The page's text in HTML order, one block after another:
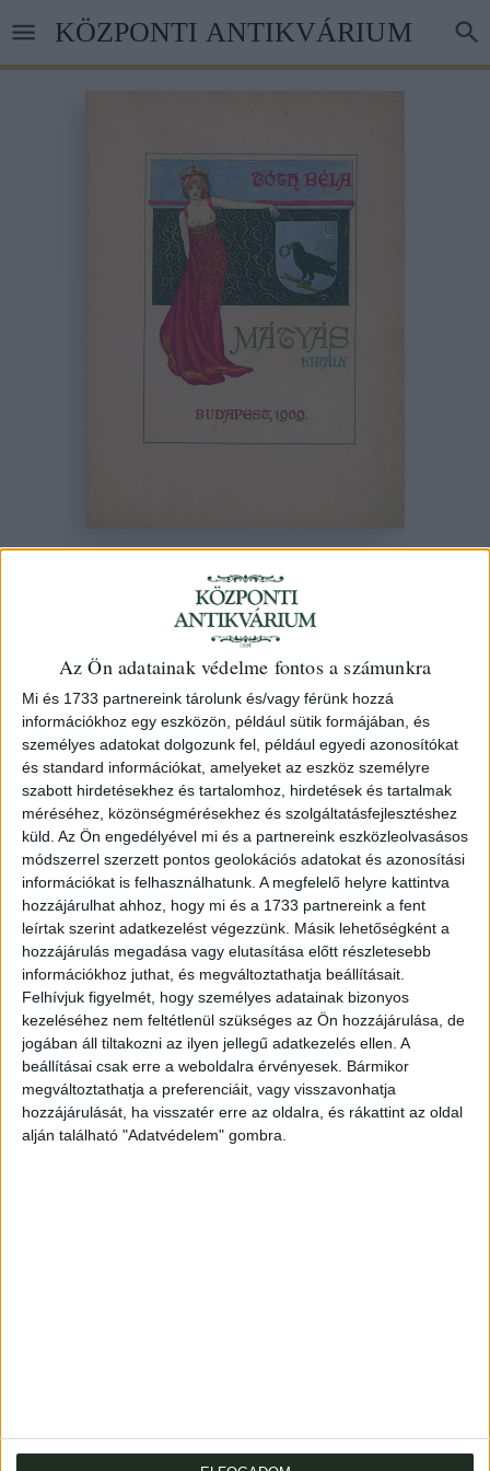
Az Ön adatainak védelme fontos a számunkra
Mi és 1733 partnereink tárolunk és/vagy férünk hozzá
információkhoz egy eszközön, például sütik formájában, és
személyes adatokat dolgozunk fel, például egyedi azonosítókat
és standard információkat, amelyeket az eszköz személyre
szabott hirdetésekhez és tartalomhoz, hirdetések és tartalmak
méréséhez, közönségmérésekhez és szolgáltatásfejlesztéshez
küld. Az Ön engedélyével mi és a partnereink eszközleolvasásos
módszerrel szerzett pontos geolokációs adatokat és azonosítási
információkat is felhasználhatunk. A megfelelő helyre kattintva
hozzájárulhat ahhoz, hogy mi és a 1733 partnereink a fent
leírtak szerint adatkezelést végezzünk. Másik lehetőségként a
hozzájárulás megadása vagy elutasítása előtt részletesebb
információkhoz juthat, és megváltoztathatja beállításait.
Felhívjuk figyelmét, hogy személyes adatainak bizonyos
kezeléséhez nem feltétlenül szükséges az Ön hozzájárulása, de
jogában áll tiltakozni az ilyen jellegű adatkezelés ellen. A
beállításai csak erre a weboldalra érvényesek. Bármikor
megváltoztathatja a preferenciáit, vagy visszavonhatja
hozzájárulását, ha visszatér erre az oldalra, és rákattint az oldal
alján található "Adatvédelem" gombra.
tartalomra
KÖZPONTI ANTIKVÁRIUM
109. árverés/ 84.
Kikiáltási ár:40 000 Ft
Leütési ár:75 000 Ft
Azonosító
77550
Gyönyörű, cirkalmas betűkkel, kézzel leírt szöveg,
festett, aranyozott díszítéssel. A címlapon fedetlen keblű
nőalak áll, bal kezénél a hollós címerrel. A további lapokat
növényi motívumokkal gazdagon díszített keret övezi. Az
aranyozott, kifestett iniciálékat bájos rajzok ékesítik. A
címlap tanúsága szerint 1909-ben készült kötet alkotója
talán Akantisz Viktor lehetett, akinek ebből az időből
maradt fenn néhány hasonló munkája. Tóth Béla írása --